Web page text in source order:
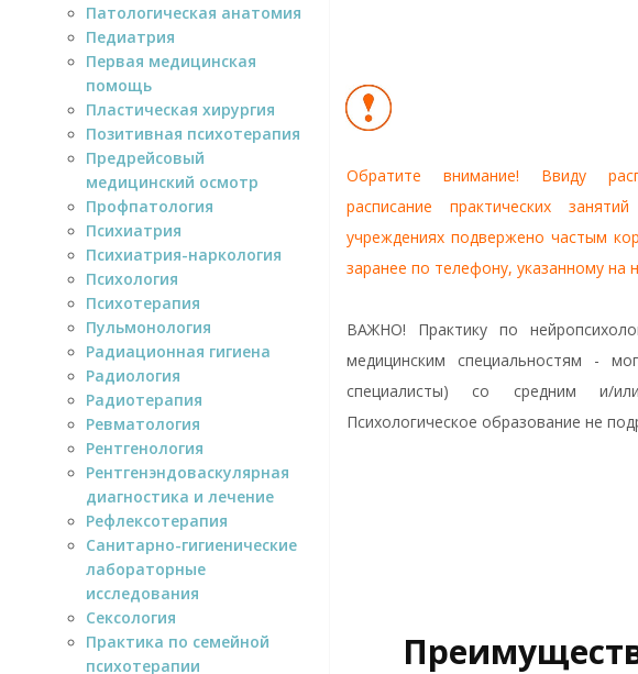
Патологическая анатомия
Педиатрия
Первая медицинская
помощь
Пластическая хирургия
Позитивная психотерапия
Предрейсовый
медицинский осмотр
Профпатология
Психиатрия
Психиатрия-наркология
Психология
Психотерапия
Пульмонология
Радиационная гигиена
Радиология
Радиотерапия
Ревматология
Рентгенология
Рентгенэндоваскулярная
диагностика и лечение
Рефлексотерапия
Санитарно-гигиенические
лабораторные
исследования
Сексология
Практика по семейной
психотерапии
Обратите внимание! Ввиду
расписание практических
учреждениях подвержено частым
заранее по телефону, указанному на
ВАЖНО! Практику по
медицинским специальностям -
специалисты) со средним и/
Психологическое образование не